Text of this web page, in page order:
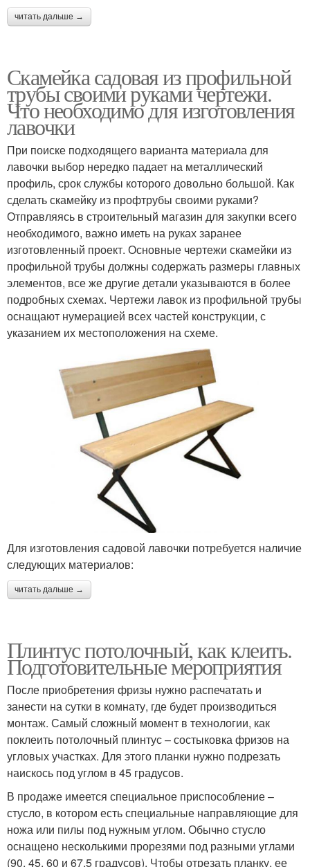
читать дальше →
Скамейка садовая из профильной
трубы своими руками чертежи.
Что необходимо для изготовления
лавочки
При поиске подходящего варианта материала для
лавочки выбор нередко падает на металлический
профиль, срок службы которого довольно большой. Как
сделать скамейку из профтрубы своими руками?
Отправляясь в строительный магазин для закупки всего
необходимого, важно иметь на руках заранее
изготовленный проект. Основные чертежи скамейки из
профильной трубы должны содержать размеры главных
элементов, все же другие детали указываются в более
подробных схемах. Чертежи лавок из профильной трубы
оснащают нумерацией всех частей конструкции, с
указанием их местоположения на схеме.
Для изготовления садовой лавочки потребуется наличие
следующих материалов:
читать дальше →
Плинтус потолочный, как клеить.
Подготовительные мероприятия
После приобретения фризы нужно распечатать и
занести на сутки в комнату, где будет производиться
монтаж. Самый сложный момент в технологии, как
поклеить потолочный плинтус – состыковка фризов на
угловых участках. Для этого планки нужно подрезать
наискось под углом в 45 градусов.
В продаже имеется специальное приспособление –
стусло, в котором есть специальные направляющие для
ножа или пилы под нужным углом. Обычно стусло
оснащено несколькими прорезями под разными углами
(90, 45, 60 и 67,5 градусов). Чтобы отрезать планку, ее